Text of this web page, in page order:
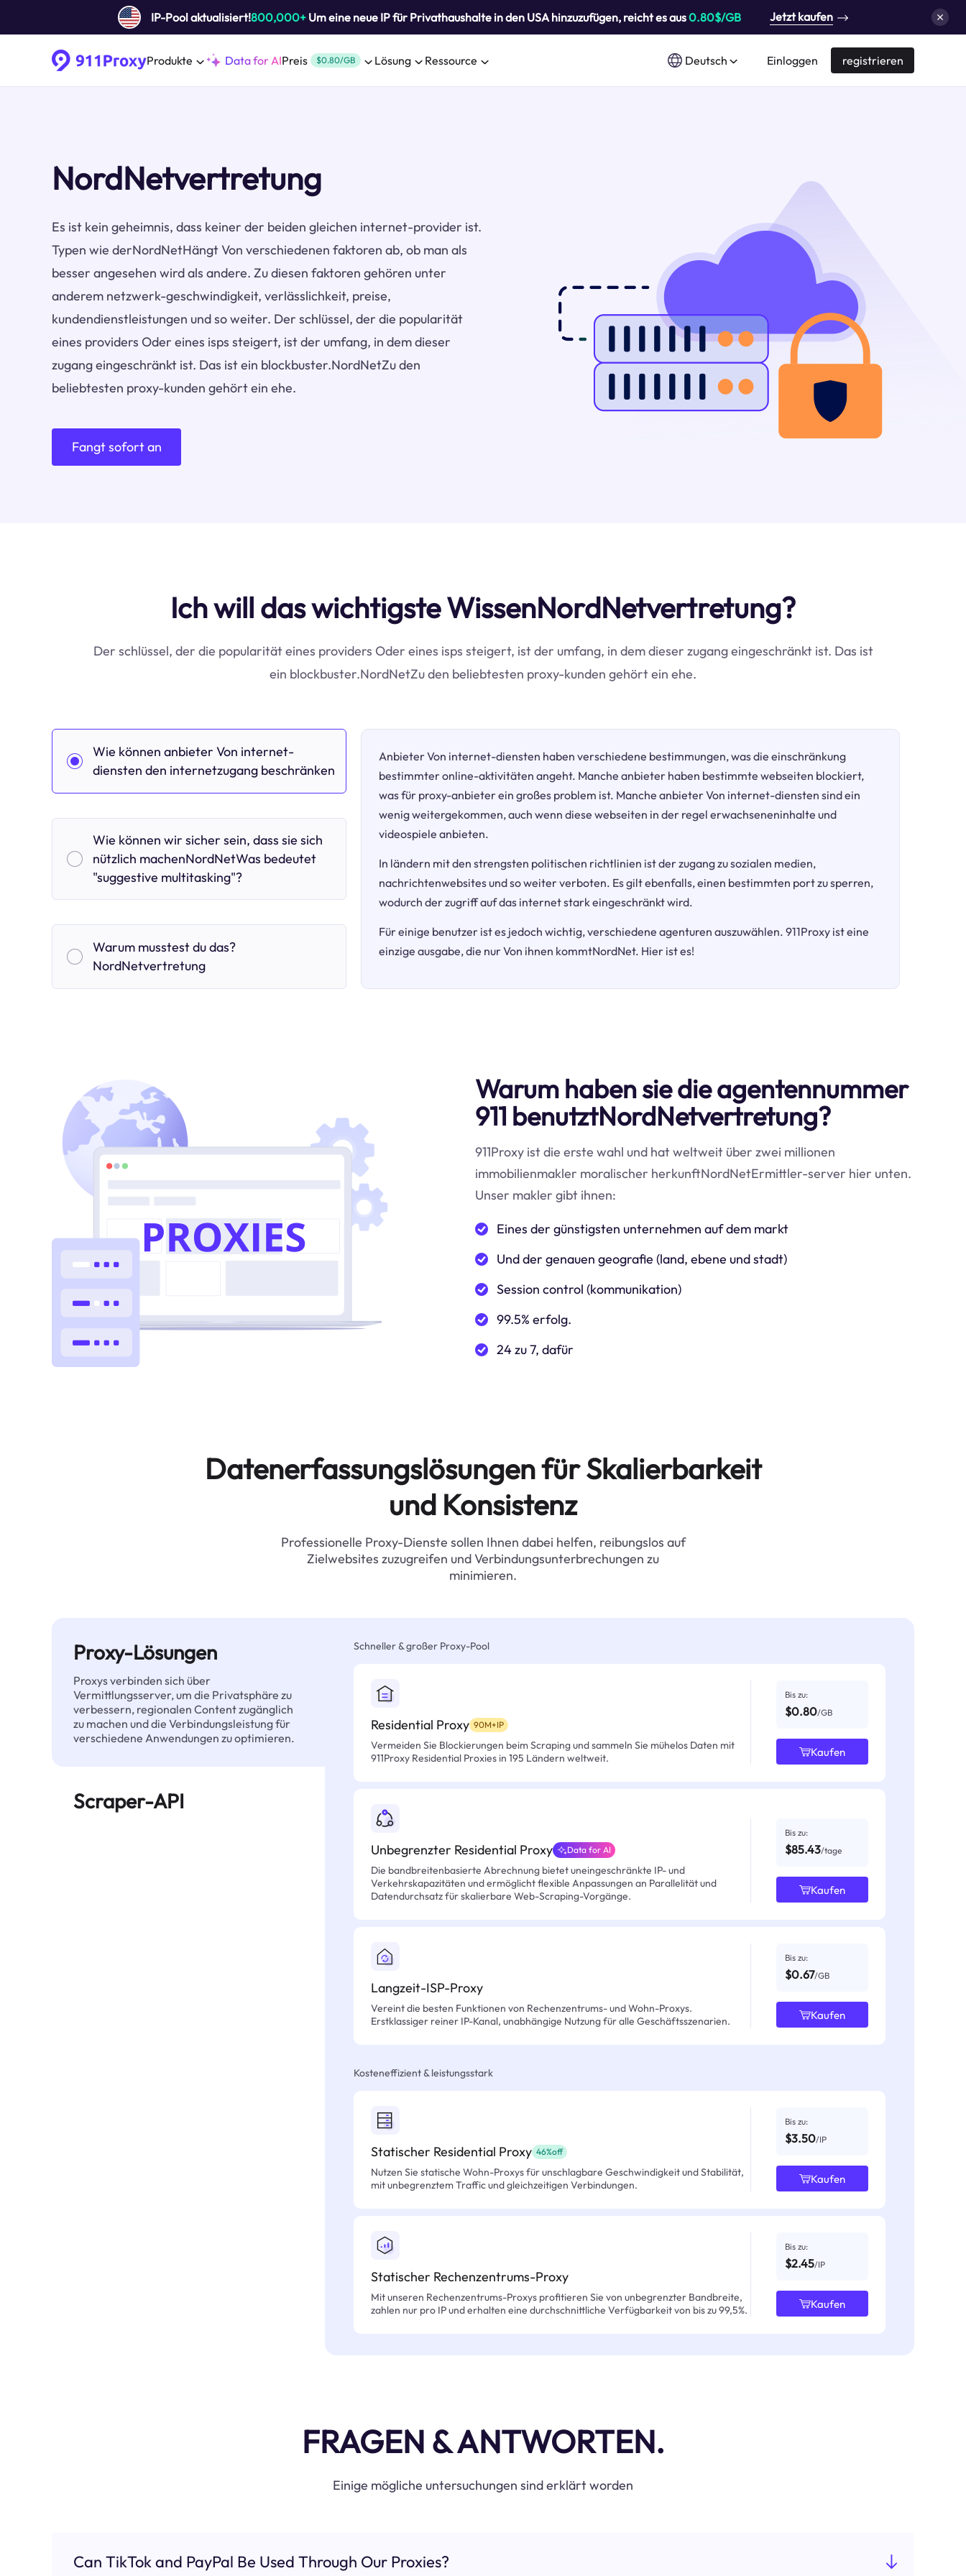
IP-Pool aktualisiert!800,000+Um eine neue IP für Privathaushalte in den USA hinzuzufügen, reicht es aus0.80$/GB Jetzt kaufen
Produkte Data for AIPreis $0.80/GB Lösung Ressource Deutsch Einloggen registrieren
NordNetvertretung
Es ist kein geheimnis, dass keiner der beiden gleichen internet-provider ist.
Typen wie derNordNetHängt Von verschiedenen faktoren ab, ob man als
besser angesehen wird als andere. Zu diesen faktoren gehören unter
anderem netzwerk-geschwindigkeit, verlässlichkeit, preise,
kundendienstleistungen und so weiter. Der schlüssel, der die popularität
eines providers Oder eines isps steigert, ist der umfang, in dem dieser
zugang eingeschränkt ist. Das ist ein blockbuster.NordNetZu den
beliebtesten proxy-kunden gehört ein ehe.
Fangt sofort an
Ich will das wichtigste WissenNordNetvertretung?
Der schlüssel, der die popularität eines providers Oder eines isps steigert, ist der umfang, in dem dieser zugang eingeschränkt ist. Das ist
ein blockbuster.NordNetZu den beliebtesten proxy-kunden gehört ein ehe.
Wie können anbieter Von internet-
diensten den internetzugang beschränken
Wie können wir sicher sein, dass sie sich
nützlich machenNordNetWas bedeutet
"suggestive multitasking"?
Warum musstest du das?
NordNetvertretung
Anbieter Von internet-diensten haben verschiedene bestimmungen, was die einschränkung
bestimmter online-aktivitäten angeht. Manche anbieter haben bestimmte webseiten blockiert,
was für proxy-anbieter ein großes problem ist. Manche anbieter Von internet-diensten sind ein
wenig weitergekommen, auch wenn diese webseiten in der regel erwachseneninhalte und
videospiele anbieten.
In ländern mit den strengsten politischen richtlinien ist der zugang zu sozialen medien,
nachrichtenwebsites und so weiter verboten. Es gilt ebenfalls, einen bestimmten port zu sperren,
wodurch der zugriff auf das internet stark eingeschränkt wird.
Für einige benutzer ist es jedoch wichtig, verschiedene agenturen auszuwählen. 911Proxy ist eine
einzige ausgabe, die nur Von ihnen kommtNordNet. Hier ist es!
Warum haben sie die agentennummer
911 benutztNordNetvertretung?
911Proxy ist die erste wahl und hat weltweit über zwei millionen
immobilienmakler moralischer herkunftNordNetErmittler-server hier unten.
Unser makler gibt ihnen:
Eines der günstigsten unternehmen auf dem markt
Und der genauen geografie (land, ebene und stadt)
Session control (kommunikation)
99.5% erfolg.
24 zu 7, dafür
Datenerfassungslösungen für Skalierbarkeit
und Konsistenz
Professionelle Proxy-Dienste sollen Ihnen dabei helfen, reibungslos auf
Zielwebsites zuzugreifen und Verbindungsunterbrechungen zu
minimieren.
Proxy-Lösungen
Proxys verbinden sich über
Vermittlungsserver, um die Privatsphäre zu
verbessern, regionalen Content zugänglich
zu machen und die Verbindungsleistung für
verschiedene Anwendungen zu optimieren.
Scraper-API
Schneller & großer Proxy-Pool
Residential Proxy 90M+IP
Vermeiden Sie Blockierungen beim Scraping und sammeln Sie mühelos Daten mit
911Proxy Residential Proxies in 195 Ländern weltweit.
Bis zu:
$0.80/GB
Kaufen
Unbegrenzter Residential Proxy Data for AI
Die bandbreitenbasierte Abrechnung bietet uneingeschränkte IP- und
Verkehrskapazitäten und ermöglicht flexible Anpassungen an Parallelität und
Datendurchsatz für skalierbare Web-Scraping-Vorgänge.
Bis zu:
$85.43/tage
Kaufen
Langzeit-ISP-Proxy
Vereint die besten Funktionen von Rechenzentrums- und Wohn-Proxys.
Erstklassiger reiner IP-Kanal, unabhängige Nutzung für alle Geschäftsszenarien.
Bis zu:
$0.67/GB
Kaufen
Kosteneffizient & leistungsstark
Statischer Residential Proxy 46%off
Nutzen Sie statische Wohn-Proxys für unschlagbare Geschwindigkeit und Stabilität,
mit unbegrenztem Traffic und gleichzeitigen Verbindungen.
Bis zu:
$3.50/IP
Kaufen
Statischer Rechenzentrums-Proxy
Mit unseren Rechenzentrums-Proxys profitieren Sie von unbegrenzter Bandbreite,
zahlen nur pro IP und erhalten eine durchschnittliche Verfügbarkeit von bis zu 99,5%.
Bis zu:
$2.45/IP
Kaufen
FRAGEN & ANTWORTEN.
Einige mögliche untersuchungen sind erklärt worden
Can TikTok and PayPal Be Used Through Our Proxies?